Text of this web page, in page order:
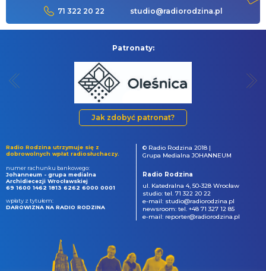
71 322 20 22 studio@radiorodzina.pl
Patronaty:
Jak zdobyć patronat?
Radio Rodzina utrzymuje się z
dobrowolnych wpłat radiosłuchaczy.
numer rachunku bankowego:
Johanneum - grupa medialna
Archidiecezji Wrocławskiej
69 1600 1462 1813 6262 6000 0001
wpłaty z tytułem:
DAROWIZNA NA RADIO RODZINA
© Radio Rodzina 2018 |
Grupa Medialna JOHANNEUM
Radio Rodzina
ul. Katedralna 4, 50-328 Wrocław
studio: tel. 71 322 20 22
e-mail: studio@radiorodzina.pl
newsroom: tel. +48 71 327 12 85
e-mail: reporter@radiorodzina.pl